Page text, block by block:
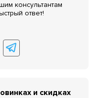
консультантам
ответ!
и скидках